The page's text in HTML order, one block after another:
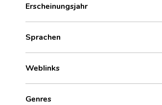
Erscheinungsjahr
Sprachen
Weblinks
Genres